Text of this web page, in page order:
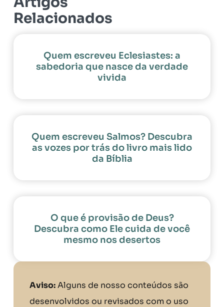
Relacionados
Quem escreveu Eclesiastes: a
sabedoria que nasce da verdade
vivida
Quem escreveu Salmos? Descubra
as vozes por trás do livro mais lido
da Bíblia
O que é provisão de Deus?
Descubra como Ele cuida de você
mesmo nos desertos
Aviso:Alguns de nosso conteúdos são
desenvolvidos ou revisados com o uso